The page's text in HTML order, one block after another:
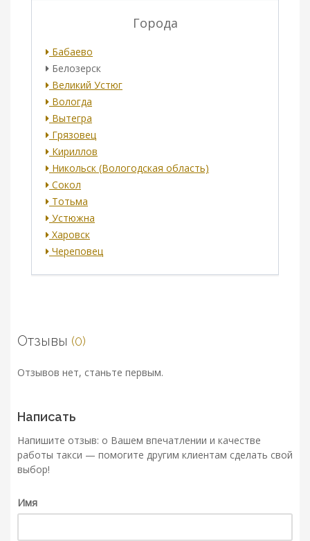
Города
Бабаево
Белозерск
Великий Устюг
Вологда
Вытегра
Грязовец
Кириллов
Никольск (Вологодская область)
Сокол
Тотьма
Устюжна
Харовск
Череповец
Отзывы (0)
Отзывов нет, станьте первым.
Написать
Напишите отзыв: о Вашем впечатлении и качестве
работы такси — помогите другим клиентам сделать свой
выбор!
Имя